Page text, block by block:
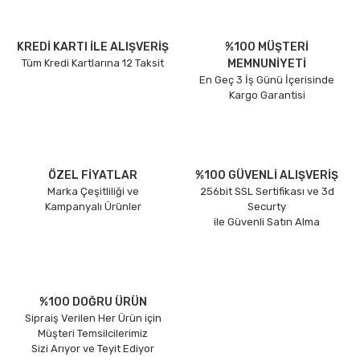
KREDİ KARTI İLE ALIŞVERİŞ
Tüm Kredi Kartlarına 12 Taksit
%100 MÜŞTERİ
MEMNUNİYETİ
En Geç 3 İş Günü İçerisinde
Kargo Garantisi
ÖZEL FİYATLAR
Marka Çeşitliliği ve
Kampanyalı Ürünler
%100 GÜVENLİ ALIŞVERİŞ
256bit SSL Sertifikası ve 3d
Securty
ile Güvenli Satın Alma
%100 DOĞRU ÜRÜN
Sipraiş Verilen Her Ürün için
Müşteri Temsilcilerimiz
Sizi Arıyor ve Teyit Ediyor